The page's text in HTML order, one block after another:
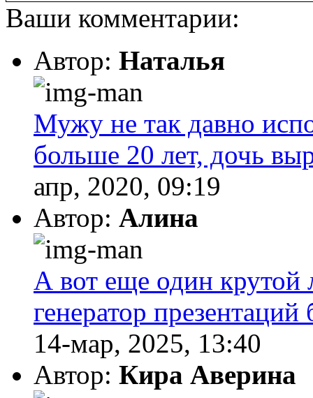
Ваши комментарии:
Автор: Наталья
Мужу не так давно
больше 20 лет, дочь
апр, 2020, 09:19
Автор: Алина
А вот еще один крутой
генератор
14-мар, 2025, 13:40
Автор: Кира Аверина